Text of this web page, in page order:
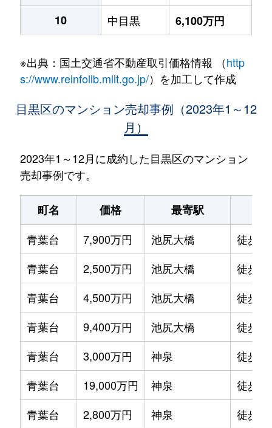
10
中目黒 6,100万円
※出典：国土交通省不動産取引価格情報 （http
s://www.reinfolib.mlit.go.jp/）を加工して作成
目黒区のマンション売却事例（2023年1～12
月）
2023年1～12月に成約した目黒区のマンション
売却事例です。
町名 価格 最寄駅
青葉台
7,900万円 池尻大橋
徒歩1
青葉台
2,500万円 池尻大橋
徒歩8
青葉台
4,500万円 池尻大橋
徒歩
青葉台
9,400万円 池尻大橋
徒歩9
青葉台
3,000万円 神泉
徒歩7
青葉台
19,000万円 神泉
徒歩6
青葉台
2,800万円 神泉
徒歩7